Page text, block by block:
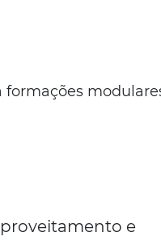
formações
e